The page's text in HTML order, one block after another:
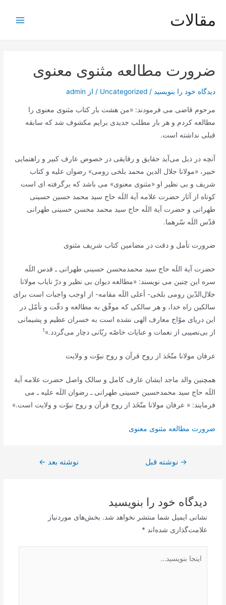
مقالات
ضرورت مطالعه مثنوی معنوی
دیدگاه‌ خود را بنویسید /
Uncategorized / از admin
مرحوم قاضى می ‌فرمودند: «من هشت بار كتاب مثنوى معنوى را
مطالعه كردم و هر بار مطلب جديدى برايم مكشوف شد كه سابقه
قبلى نداشته است.
آنچه در ذیل می‌آید حقایق و رقایقی در خصوص عارف کبیر و راهنمایی
خبیر، «مولانا جلال الدین محمد بلخی رومی» رضوان علیه و کتاب
شریف و بی نظیر او «مثنوی معنوی» می باشد که برگرفته ای است
کوتاه از آثار حضرت علامه آیة اللَه حاج سید محمد حسین حسینی
طهرانی و حضرت آیة اللَه حاج سید محمد محسن حسینی طهرانی
قدّس اللَه سّرهما.
ضرورت تأمل و دقت در مضامین کتاب شریف مثنوی
حضرت آیة اللَه حاج سید محمد‌محسن حسینی طهرانی ـ قدس اللَه
سره این چنین می نویسند: «مطالعه ديوان بى ‌نظير و درّ ناياب مولانا
جلال‌الدّين رومى بلخى- أعلى اللَه مقامه- از اوجب واجبات است براى
سالكين راه خدا، و هر سالكى كه موفّق به مطالعه و دقّت و تأمّل در
اين درياى موّاج معارف الهى نشده است به خسران عظيم و پشيمانى
از بى‌نصيبى از نعمات و عنايات خاصّه ربّانى دچار مى‌گردد.»1
عرفان مولانا متّخَذ از روح قرآن و روح نبوّت و ولايت
همچنین والد ماجد ایشان عارف کامل و سالک واصل حضرت علامه آیة
اللَه حاج سید محمد‌حسین حسینی طهرانی ـ رضوان اللَه علیه ـ می
فرمایند: « عرفان مولانا متّخَذ از روح قرآن و روح نبوّت و ولايت است.»
ضرورت مطالعه مثنوی معنوی
راهبری
→ نوشته قبل نوشته بعد ←
دیدگاه‌ خود را بنویسید
نشانی ایمیل شما منتشر نخواهد شد. بخش‌های موردنیاز
علامت‌گذاری شده‌اند *
بنویسید…